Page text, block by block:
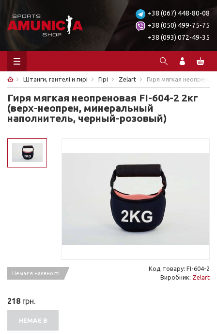
+38 (067) 448-80-08
+38 (050) 499-75-75
+38 (093) 072-49-35
Штанги, гантелі и гирі Гірі Zelart Гиря мягкая
Гиря мягкая неопреновая FI-604-2 2кг
(верх-неопрен, минеральный
наполнитель, черный-розовый)
Немає в наявності
Код товару: FI-604-2
Виробник: Zelart
218 грн.
НЕМАЄ В